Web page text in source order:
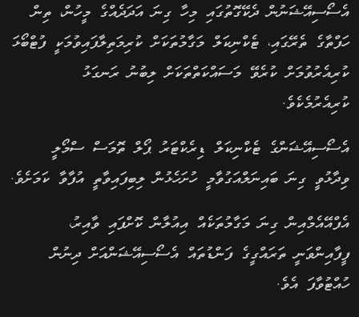
އެސޯސިއޭޝަނުން ދެކޭގޮތުގައި މިހާ ގިނަ އަދަދެއްގެ މީހުން، ތިން
ހަފްތާގެ ތެރޭގައި، ޓެކްނިކަލް މަގާމުތަކަށް ކުރިމަތިލާފައިވުމަކީ ފުޓްބޯޅަ
ކުރިއެރުވުމަށް ކުރެވޭ މަސައްކަތްތަކަށް ލިބުނު ރަނގަޅު
ކުރިއެރުމެކެވެ.
އެސޯސިއޭޝަންގެ ޓެކްނިކަލް ޑިރެކްޓަރު ޕޯލް ތޮމަސް ސްމޯލީ
ވިދާޅުވީ ގިނަ ބައިނަލްއަގުވާމީ ހުށަހެޅުން ލިބިފައިވާތީ އުފާވާ ކަމަށެވެ.
އެފްއޭއެމްއިން ގިނަ މަގާމުތަކެއް އިއުލާން ކޮށްފައި ވާއިރު،
ފީފާއިންވަނީ ތަރައްގީގެ ފަންޑުތައް އެސޯސިއޭޝަންއަށް ދިނުން
ހުއްޓުވާފަ އެވެ.